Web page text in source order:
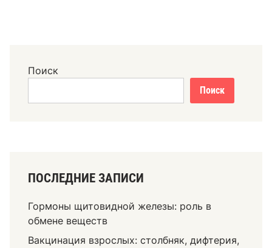
Поиск
Поиск
ПОСЛЕДНИЕ ЗАПИСИ
Гормоны щитовидной железы: роль в
обмене веществ
Вакцинация взрослых: столбняк, дифтерия,